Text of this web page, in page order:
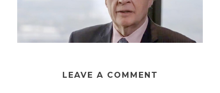
LEAVE A COMMENT